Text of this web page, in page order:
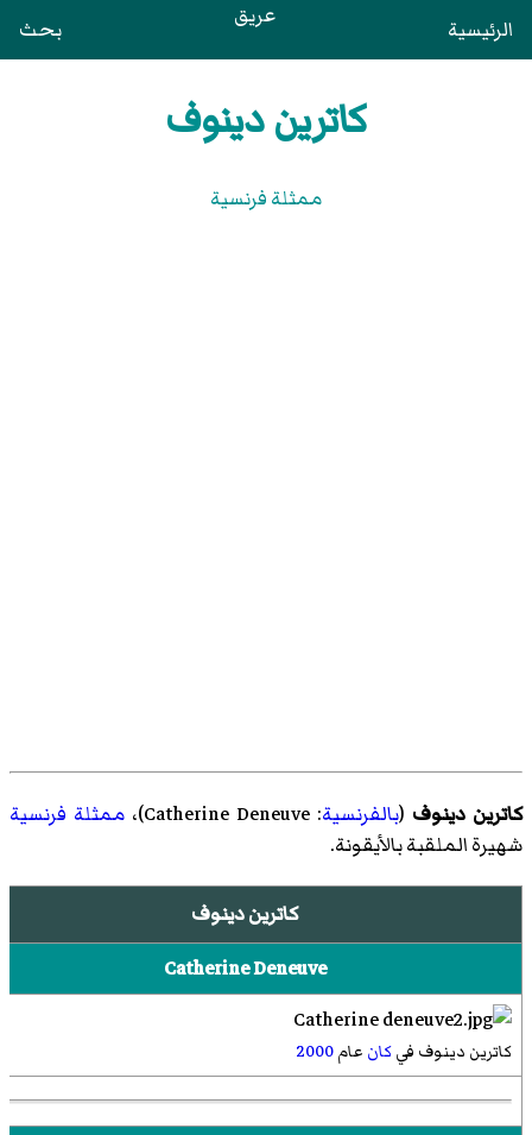
الرئيسية عريق بحث
كاترين دينوف
ممثلة فرنسية
كاترين دينوف (بالفرنسية:
Catherine Deneuve)‏، ممثلة فرنسية
شهيرة الملقبة بالأيقونة.
كاترين دينوف
Catherine Deneuve
كاترين دينوف فيكان عام2000